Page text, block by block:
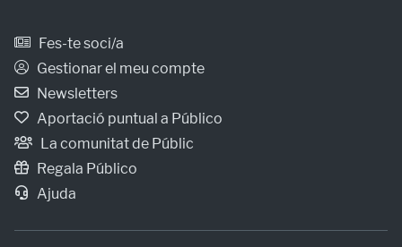
Fes-te soci/a
Gestionar el meu compte
Newsletters
Aportació puntual a Público
La comunitat de Públic
Regala Público
Ajuda